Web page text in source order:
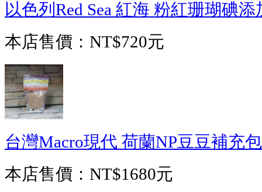
以色列Red Sea 紅海 粉紅珊瑚碘
本店售價： NT$720元
台灣Macro現代 荷蘭NP豆豆補充
本店售價： NT$1680元